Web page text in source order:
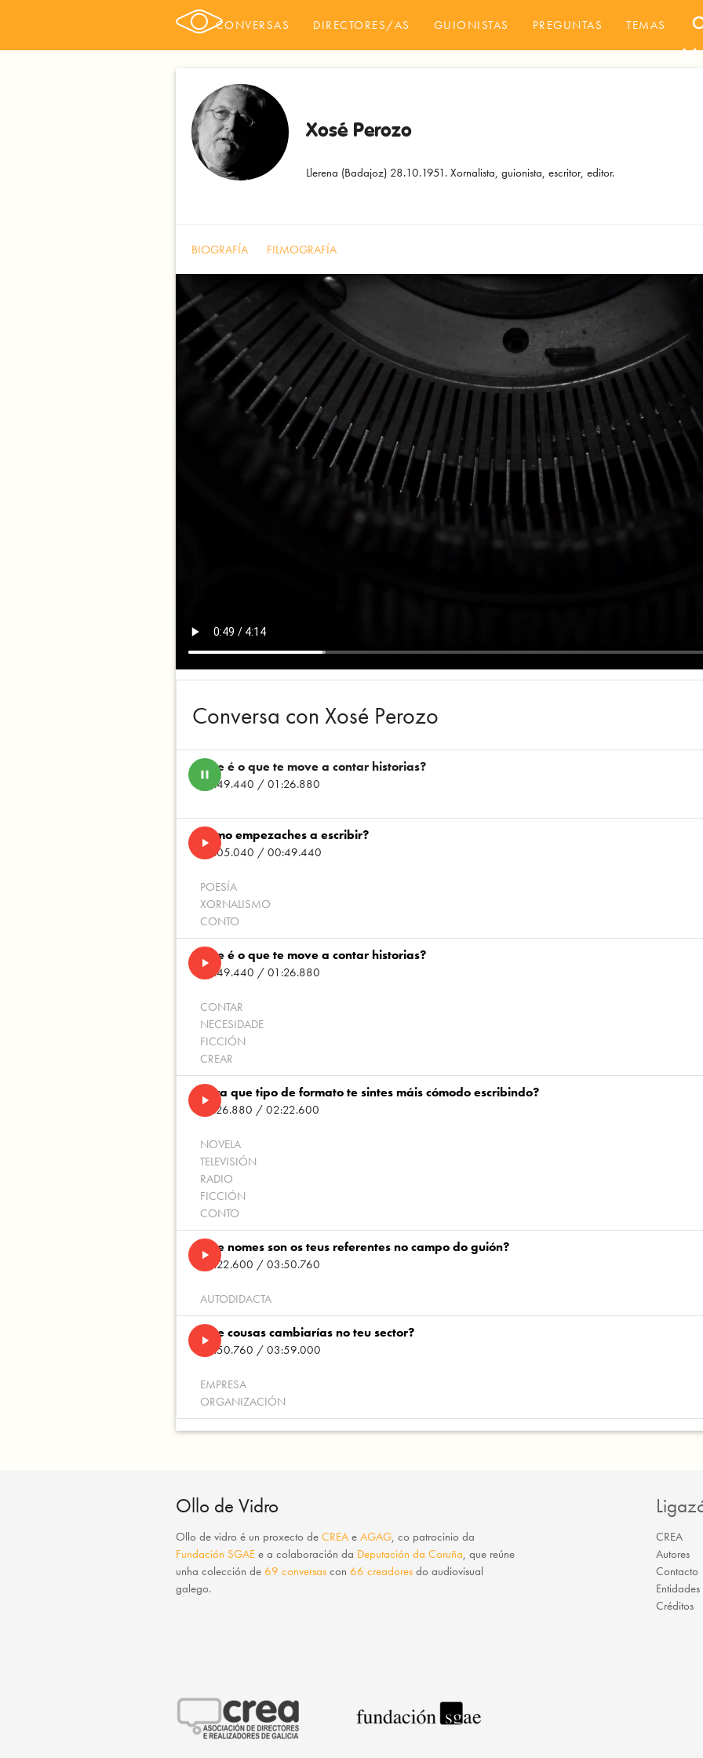
CONVERSAS DIRECTORES/AS GUIONISTAS PREGUNTAS TEMAS
close
Xosé Perozo
Llerena (Badajoz) 28.10.1951. Xornalista, guionista, escritor, editor.
BIOGRAFÍA FILMOGRAFÍA
Conversa con Xosé Perozo
pause
Que é o que te move a contar historias?
00:49.440 / 01:26.880
play_arrowComo empezaches a escribir?
00:05.040 / 00:49.440
POESÍA
XORNALISMO
CONTO
play_arrowQue é o que te move a contar historias?
00:49.440 / 01:26.880
CONTAR
NECESIDADE
FICCIÓN
CREAR
play_arrowPara que tipo de formato te sintes máis cómodo escribindo?
01:26.880 / 02:22.600
NOVELA
TELEVISIÓN
RADIO
FICCIÓN
CONTO
play_arrowQue nomes son os teus referentes no campo do guión?
02:22.600 / 03:50.760
AUTODIDACTA
play_arrowQue cousas cambiarías no teu sector?
03:50.760 / 03:59.000
EMPRESA
ORGANIZACIÓN
Ollo de Vidro
Ollo de vidro é un proxecto deCREA eAGAG, co patrocinio da
Fundación SGAE e a colaboración da Deputación da Coruña, que reúne
unha colección de69 conversas con66 creadores do audiovisual
galego.
CREA
Autores
Contacto
Créditos